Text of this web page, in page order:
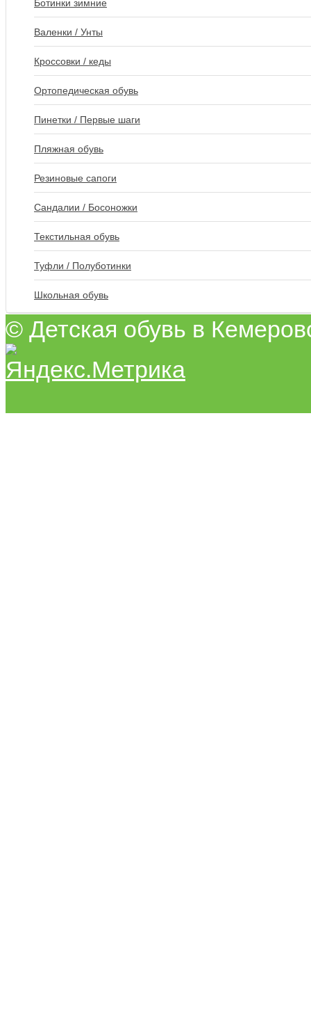
Ботинки зимние
Валенки / Унты
Кроссовки / кеды
Ортопедическая обувь
Пинетки / Первые шаги
Пляжная обувь
Резиновые сапоги
Сандалии / Босоножки
Текстильная обувь
Туфли / Полуботинки
Школьная обувь
© Детская обувь в